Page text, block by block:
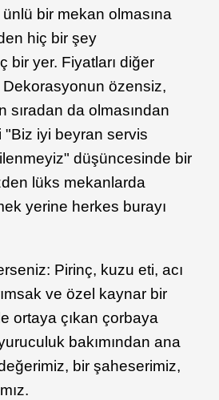
bir mekan olmasına
hiç bir şey
bir yer. Fiyatları diğer
Dekorasyonun özensiz,
sıradan da olmasından
"Biz iyi beyran servis
düşüncesinde bir
lüks mekanlarda
yerine herkes burayı
Pirinç, kuzu eti, acı
ve özel kaynar bir
ortaya çıkan çorbaya
bakımından ana
bir şaheserimiz,